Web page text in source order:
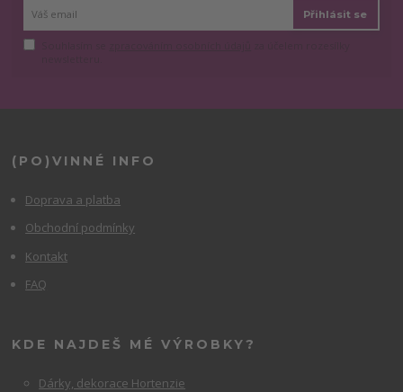
Přihlásit se
(PO)VINNÉ INFO
Doprava a platba
Obchodní podmínky
Kontakt
FAQ
KDE NAJDEŠ MÉ VÝROBKY?
Dárky, dekorace Hortenzie